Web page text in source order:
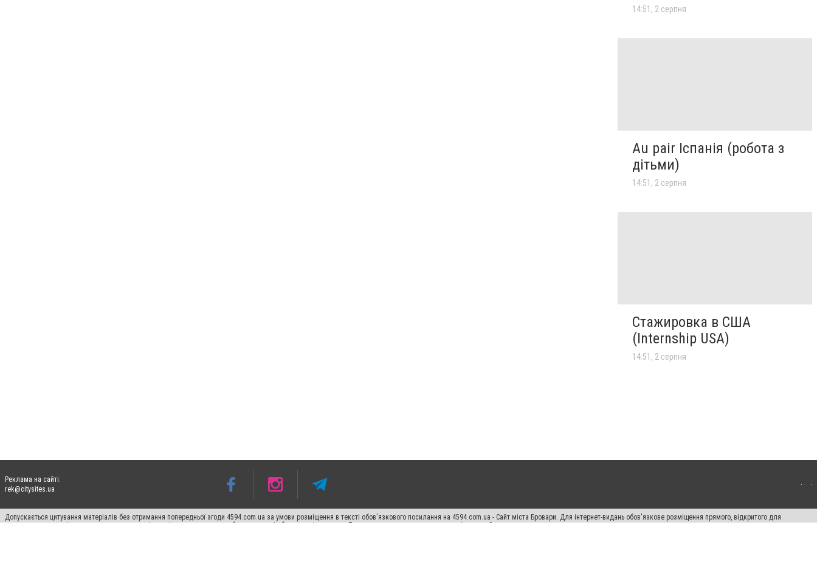
14:51, 2 серпня
Au pair Іспанія (робота з
дітьми)
14:51, 2 серпня
Стажировка в США
(Internship USA)
14:51, 2 серпня
Реклама на сайті:
rek@citysites.ua
Допускається цитування матеріалів без отримання попередньої згоди 4594.com.ua за умови розміщення в тексті обов'язкового посилання на 4594.com.ua - Сайт міста Бровари. Для інтернет-видань обов'язкове розміщення прямого, відкритого для
пошукових систем гіперпосилання на цитовані статті не нижче другого абзацу в тексті або в якості джерела. Порушення виняткових прав переслідується Законом.